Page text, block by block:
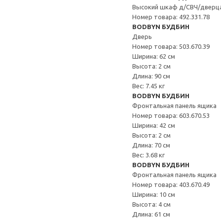
Высокий шкаф д/СВЧ/
Номер товара: 492.331.78
BODBYN БУДБИН
Дверь
Номер товара: 503.670.39
Ширина: 62 см
Высота: 2 см
Длина: 90 см
Вес: 7.45 кг
BODBYN БУДБИН
Фронтальная панель ящика
Номер товара: 603.670.53
Ширина: 42 см
Высота: 2 см
Длина: 70 см
Вес: 3.68 кг
BODBYN БУДБИН
Фронтальная панель ящика
Номер товара: 403.670.49
Ширина: 10 см
Высота: 4 см
Длина: 61 см